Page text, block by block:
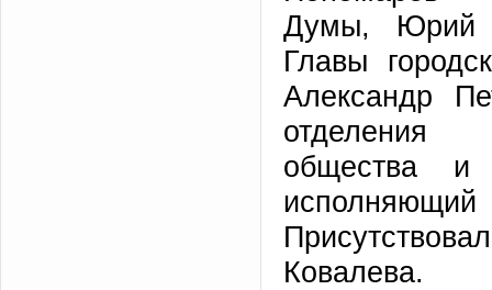
Думы, Юрий
Главы
Александр
отделения
общества и
Ковалева.